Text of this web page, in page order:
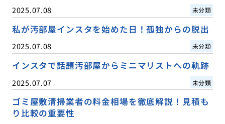
2025.07.08 未分類
私が汚部屋インスタを始めた日！孤独からの脱出
2025.07.08 未分類
インスタで話題汚部屋からミニマリストへの軌跡
2025.07.07 未分類
ゴミ屋敷清掃業者の料金相場を徹底解説！見積も
り比較の重要性